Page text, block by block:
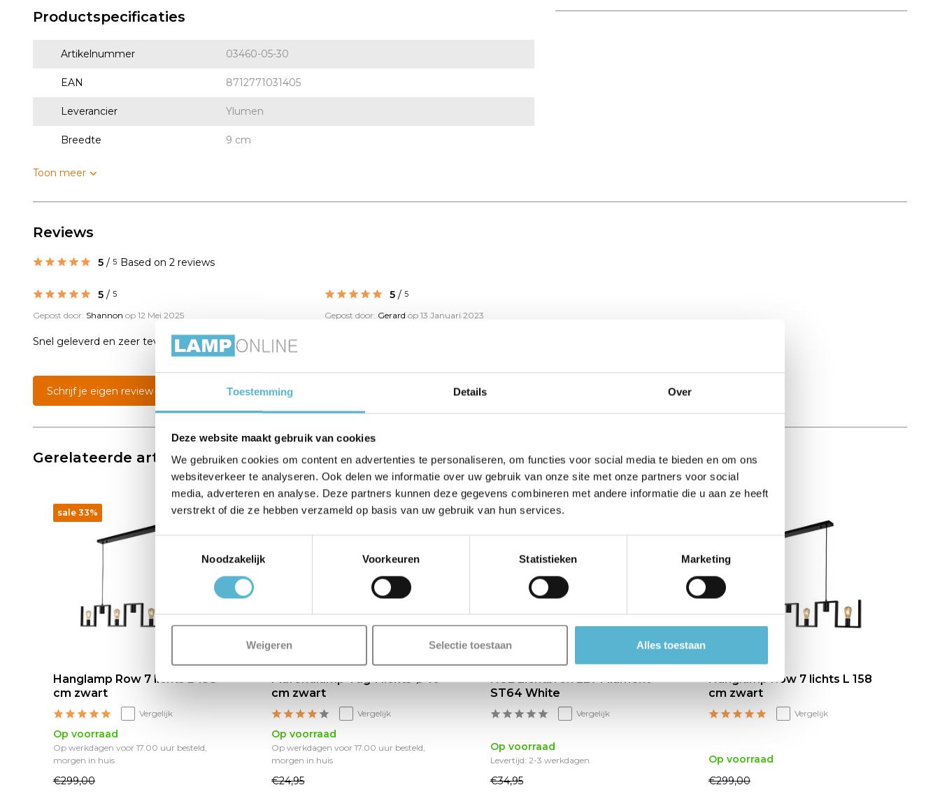
Toestemming Details Over
Deze website maakt gebruik van cookies
We gebruiken cookies om content en advertenties te personaliseren, om functies voor social media te bieden en om ons
websiteverkeer te analyseren. Ook delen we informatie over uw gebruik van onze site met onze partners voor social
media, adverteren en analyse. Deze partners kunnen deze gegevens combineren met andere informatie die u aan ze heeft
verstrekt of die ze hebben verzameld op basis van uw gebruik van hun services.
Noodzakelijk
Voorkeuren Statistieken Marketing
Weigeren Selectie toestaan Alles toestaan
Productspecificaties
Artikelnummer 03460-05-30
EAN 8712771031405
Leverancier Ylumen
Breedte 9 cm
Toon meer
Reviews
5 / 5 Based on 2 reviews
5 / 5
Gepost door: Shannon op 12 Mei 2025
Snel geleverd en zeer tevreden
5/ 5
Gepost door: Gerard op 13 Januari 2023
Schrijf je eigen review
Gerelateerde artikelen:
sale 33%
Hanglamp Row 7 lichts L 158
cm zwart
Vergelijk
Op voorraad
Op werkdagen voor 17.00 uur besteld,
morgen in huis
€299,00
sale 28%
Plafondlamp Tag 1 lichts Ø 10
cm zwart
Vergelijk
Op voorraad
Op werkdagen voor 17.00 uur besteld,
morgen in huis
€24,95
sale 7%
HUE Lichtbron E27 Filament
ST64 White
Vergelijk
Op voorraad
Levertijd: 2-3 werkdagen
€34,95
Hanglamp Row 7 lichts L 158
cm zwart
Vergelijk
Op voorraad
€299,00